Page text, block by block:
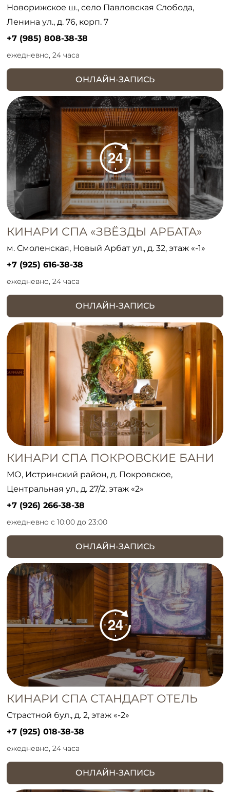
Новорижское ш., село Павловская Слобода,
Ленина ул., д. 76, корп. 7
+7 (985) 808-38-38
ежедневно, 24 часа
ОНЛАЙН-ЗАПИСЬ
КИНАРИ СПА «ЗВЁЗДЫ АРБАТА»
м. Смоленская, Новый Арбат ул., д. 32, этаж «-1»
+7 (925) 616-38-38
ежедневно, 24 часа
ОНЛАЙН-ЗАПИСЬ
КИНАРИ СПА ПОКРОВСКИЕ БАНИ
МО, Истринский район, д. Покровское,
Центральная ул., д. 27/2, этаж «2»
+7 (926) 266-38-38
ежедневно с 10:00 до 23:00
ОНЛАЙН-ЗАПИСЬ
КИНАРИ СПА СТАНДАРТ ОТЕЛЬ
Страстной бул., д. 2, этаж «-2»
+7 (925) 018-38-38
ежедневно, 24 часа
ОНЛАЙН-ЗАПИСЬ